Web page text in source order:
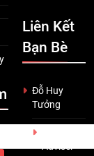
Liên Kết
Bạn Bè
Đỗ Huy
Tưởng
Adviser